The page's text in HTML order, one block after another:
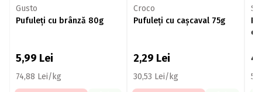
Gusto
Pufuleți cu brânză 80g
5,99 Lei
74,88 Lei/kg
Croco
Pufuleți cu cașcaval 75g
2,29 Lei
30,53 Lei/kg